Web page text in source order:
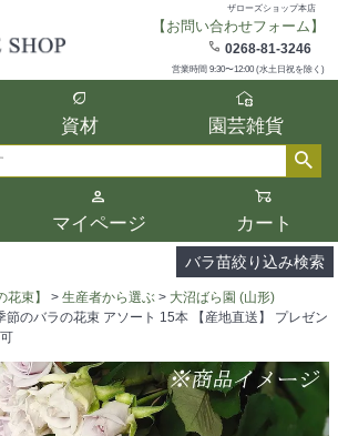
ザローズショップ本店
【お問い合わせフォーム】
0268-81-3246
営業時間 9:30〜12:00 (水土日祝を除く)
資材 園芸雑貨
マイページ カート
バラ苗絞り込み検索
複数の条件を選択して絞り込み検索が可能
択した項目全てに該当する品種のみ検索
果に表示されます。
タイプ、カラー、ブランドなどは1つずつ選
択してください。
花束】 生産者から選ぶ
大沼ばら園 (山形)
節のバラの花束 アソート 15本 【産地直送】 プレゼン